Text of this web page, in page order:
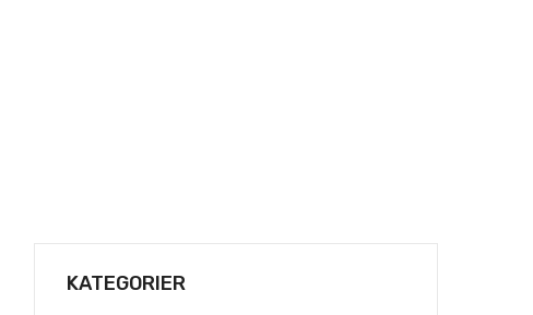
KATEGORIER